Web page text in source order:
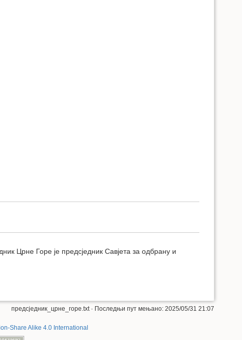
Црне Горе је предсједник Савјета за одбрану и
предсједник_црне_горе.txt· Последњи пут мењано: 2025/05/31 21:07
Share Alike 4.0 International